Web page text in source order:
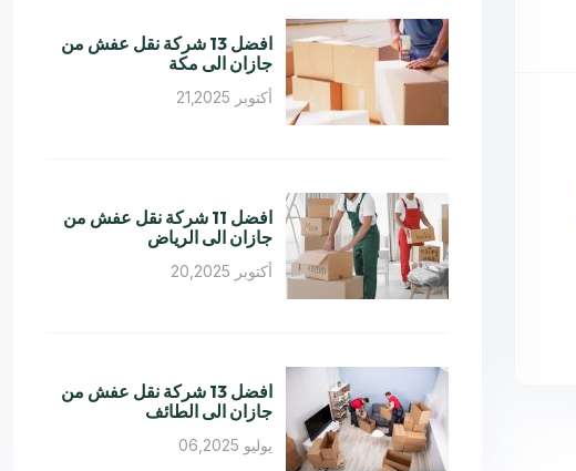
افضل 13 شركة نقل عفش من
جازان الى مكة
أكتوبر 21,2025
افضل 11 شركة نقل عفش من
جازان الى الرياض
أكتوبر 20,2025
افضل 13 شركة نقل عفش من
جازان الى الطائف
يوليو 06,2025